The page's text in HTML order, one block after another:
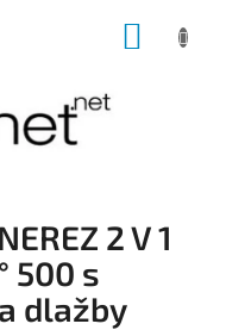
2 V 1
500 s
dlažby